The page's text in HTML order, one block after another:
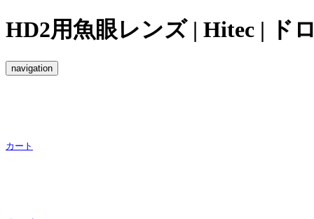
HD2用魚眼レンズ | Hitec | ド
navigation
カート